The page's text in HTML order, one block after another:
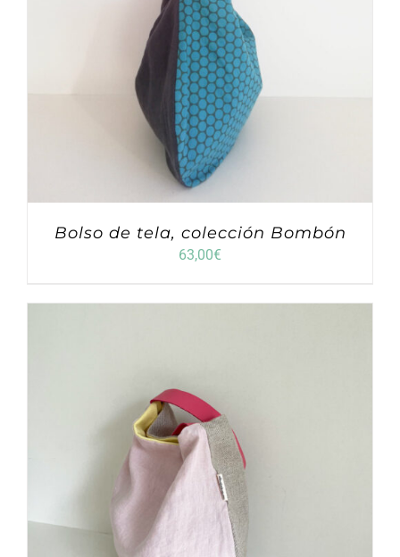
Bolso de tela, colección Bombón
63,00€